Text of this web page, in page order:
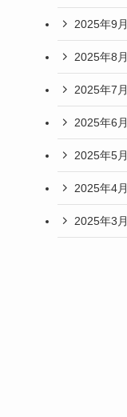
2025年9月
2025年8月
2025年7月
2025年6月
2025年5月
2025年4月
2025年3月